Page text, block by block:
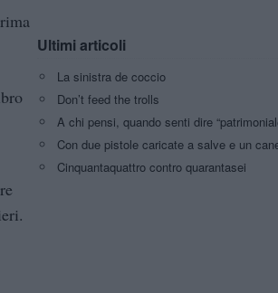
Ultimi articoli
La sinistra de coccio
Don’t feed the trolls
A chi pensi, quando senti dire
Con due pistole caricate a salve e un
Cinquantaquattro contro quarantasei